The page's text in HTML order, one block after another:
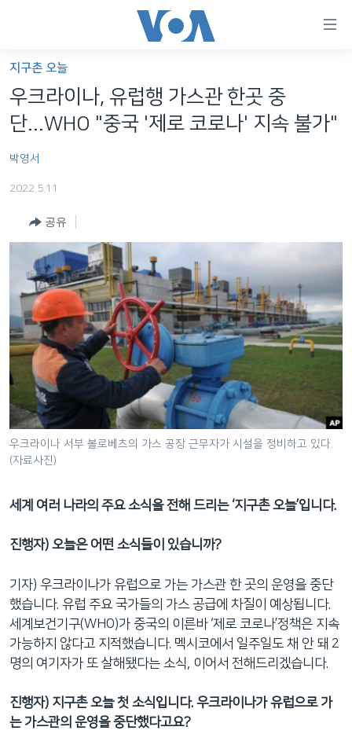
가
능
링
인
메
인
비
게
션
으
이
검
으
로
등
세계
라디오
프로그램
주파수 안내
언어 선택
지구촌 오늘
우크라이나, 유럽행 가스관 한곳 중
단...WHO "중국 '제로 코로나' 지속 불가"
박영서
2022.5.11
공유
우크라이나 서부 볼로베츠의 가스 공장 근무자가 시설을 정비하고 있다.
(자료사진)
세계 여러 나라의 주요 소식을 전해 드리는 ‘지구촌 오늘’입니다.
진행자) 오늘은 어떤 소식들이 있습니까?
기자) 우크라이나가 유럽으로 가는 가스관 한 곳의 운영을 중단
했습니다. 유럽 주요 국가들의 가스 공급에 차질이 예상됩니다.
세계보건기구(WHO)가 중국의 이른바 ‘제로 코로나’정책은 지속
가능하지 않다고 지적했습니다. 멕시코에서 일주일도 채 안 돼 2
명의 여기자가 또 살해됐다는 소식, 이어서 전해드리겠습니다.
진행자) 지구촌 오늘 첫 소식입니다. 우크라이나가 유럽으로 가
는 가스관의 운영을 중단했다고요?